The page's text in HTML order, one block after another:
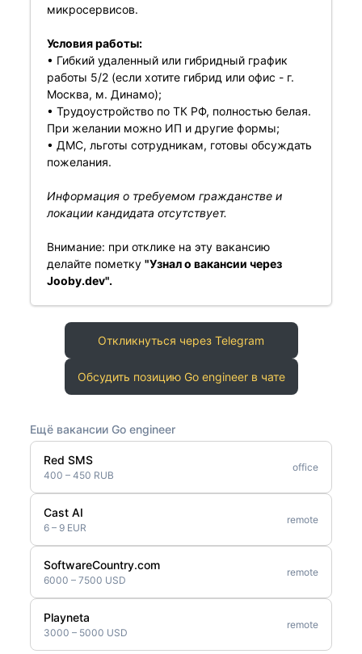
микросервисов.
Условия работы:
• Гибкий удаленный или гибридный график
работы 5/2 (если хотите гибрид или офис - г.
Москва, м. Динамо);
• Трудоустройство по ТК РФ, полностью белая.
При желании можно ИП и другие формы;
• ДМС, льготы сотрудникам, готовы обсуждать
пожелания.
Информация о требуемом гражданстве и
локации кандидата отсутствует.
Внимание: при отклике на эту вакансию
делайте пометку "Узнал о вакансии через
Jooby.dev".
Откликнуться через Telegram
Обсудить позицию Go engineer в чате
Ещё вакансии Go engineer
Red SMS
400 – 450 RUB
office
Cast AI
6 – 9 EUR
remote
SoftwareCountry.com
6000 – 7500 USD
remote
Playneta
3000 – 5000 USD
remote